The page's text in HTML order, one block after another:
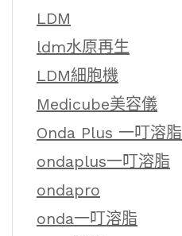
LDM
ldm水原再生
LDM細胞機
Medicube美容儀
Onda Plus 一叮溶脂
ondaplus一叮溶脂
ondapro
onda一叮溶脂